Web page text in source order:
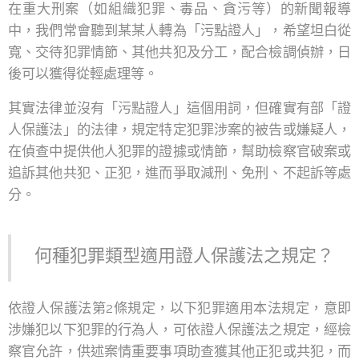
在重大刑案（如組織犯罪、毒品、貪污等）的新聞報導
中，我們常會聽到某某人轉為「污點證人」，希望坦白從
寬、交待犯罪情節、其他共犯及分工，配合檢調偵辦，日
後可以獲得從輕處理等。
其實法律並沒有「污點證人」這個用詞，但確實有部「證
人保護法」的法律，規定特定犯罪涉案的被告或嫌疑人，
在偵查中提供他人犯罪的證據或情節，幫助檢察官破案或
追訴其他共犯、正犯，進而爭取減刑、免刑、不起訴等處
分。
何種犯罪類型適用證人保護法之規定？
依證人保護法第2條規定，以下犯罪適用本法規定，意即
涉嫌犯以下犯罪的行為人，可依證人保護法之規定，經檢
察官允許，供述案情重要事項助查獲其他正犯或共犯，而